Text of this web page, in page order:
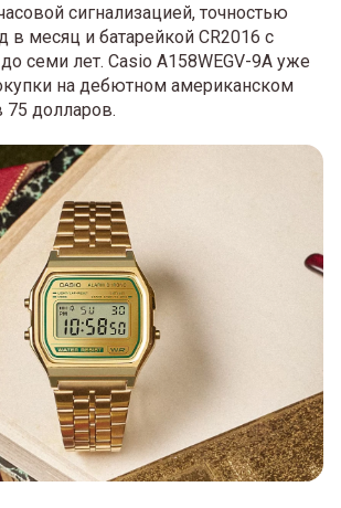
сигнализацией, точностью
в месяц и батарейкой CR2016 с
семи лет. Casio A158WEGV-9A уже
на дебютном американском
долларов.